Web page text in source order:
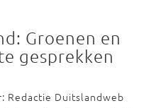
Groenen en
gesprekken
Redactie Duitslandweb